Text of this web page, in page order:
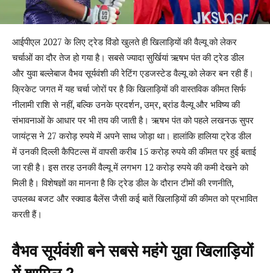
आईपीएल 2027 के लिए ट्रेड विंडो खुलते ही खिलाड़ियों की वैल्यू को लेकर
चर्चाओं का दौर तेज हो गया है। सबसे ज्यादा सुर्खियां ऋषभ पंत की ट्रेड डील
और युवा बल्लेबाज वैभव सूर्यवंशी की रेटिंग एडजस्टेड वैल्यू को लेकर बन रही हैं।
क्रिकेट जगत में यह चर्चा जोरों पर है कि खिलाड़ियों की वास्तविक कीमत सिर्फ
नीलामी राशि से नहीं, बल्कि उनके प्रदर्शन, उम्र, ब्रांड वैल्यू और भविष्य की
संभावनाओं के आधार पर भी तय की जाती है। ऋषभ पंत को पहले लखनऊ सुपर
जायंट्स ने 27 करोड़ रुपये में अपने साथ जोड़ा था। हालांकि हालिया ट्रेड डील
में उनकी दिल्ली कैपिटल्स में वापसी करीब 15 करोड़ रुपये की कीमत पर हुई बताई
जा रही है। इस तरह उनकी वैल्यू में लगभग 12 करोड़ रुपये की कमी देखने को
मिली है। विशेषज्ञों का मानना है कि ट्रेड डील के दौरान टीमों की रणनीति,
उपलब्ध बजट और स्क्वाड बैलेंस जैसी कई बातें खिलाड़ियों की कीमत को प्रभावित
करती हैं।
वैभव सूर्यवंशी बने सबसे महंगे युवा खिलाड़ियों